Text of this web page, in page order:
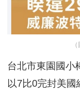
台北市東園國小
以7比0完封美